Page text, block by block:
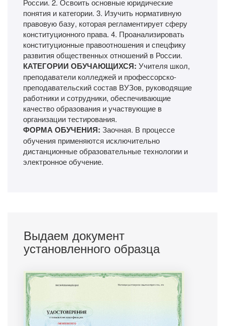
понятия и категории. 3.​ Изучить нормативную
правовую базу, которая регламентирует сферу
конституционного права. 4.​ Проанализировать
конституционные правоотношения и спецфику
развития общественных отношений в России.
КАТЕГОРИИ ОБУЧАЮЩИХСЯ: Учителя школ,
преподаватели колледжей и профессорско-
преподавательский состав ВУЗов, руководящие
работники и сотрудники, обеспечивающие
качество образования и участвующие в
организации тестирования.
ФОРМА ОБУЧЕНИЯ: Заочная. В процессе
обучения применяются исключительно
дистанционные образовательные технологии и
электронное обучение.
Выдаем документ
установленного образца